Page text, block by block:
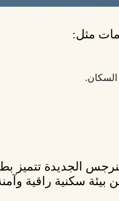
مثل:
السكان.
الجديدة تتميز
بيئة سكنية راقية